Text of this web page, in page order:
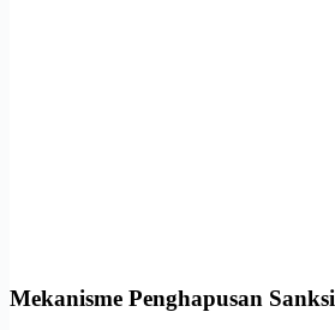
Mekanisme Penghapusan Sanksi